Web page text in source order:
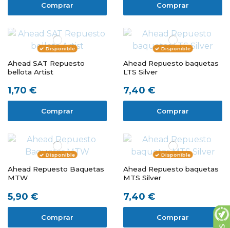
Comprar Comprar
Disponible
Ahead SAT Repuesto
bellota Artist
1,70 €
Comprar
Disponible
Ahead Repuesto baquetas
LTS Silver
7,40 €
Comprar
Disponible
Ahead Repuesto Baquetas
MTW
5,90 €
Comprar
Disponible
Ahead Repuesto baquetas
MTS Silver
7,40 €
Comprar